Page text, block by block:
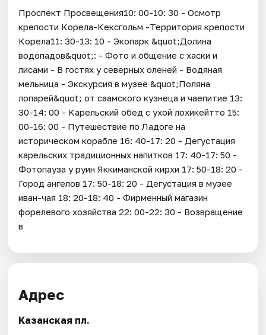
Проспект Просвещения10: 00-10: 30 - Осмотр
крепости Корела-Кексгольм -Территория крепости
Корела11: 30-13: 10 - Экопарк &quot;Долина
водопадов&quot;: - Фото и общение с хаски и
лисами - В гостях у северных оленей - Водяная
мельница - Экскурсия в музее &quot;Поляна
лопарей&quot; от саамского кузнеца и чаепитие 13:
30-14: 00 - Карельский обед с ухой лохикейтто 15:
00-16: 00 - Путешествие по Ладоге на
историческом корабле 16: 40-17: 20 - Дегустация
карельских традиционных напитков 17: 40-17: 50 -
Фотопауза у руин Яккиманской кирхи 17: 50-18: 20 -
Город ангелов 17: 50-18: 20 - Дегустация в музее
иван-чая 18: 20-18: 40 - Фирменный магазин
форелевого хозяйства 22: 00-22: 30 - Возвращение
в
Адрес
Казанская пл.